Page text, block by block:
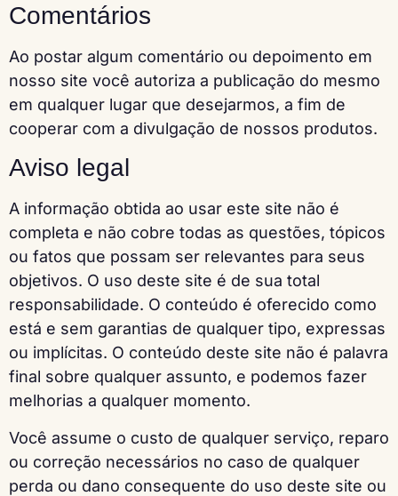
Comentários
Ao postar algum comentário ou depoimento em
nosso site você autoriza a publicação do mesmo
em qualquer lugar que desejarmos, a fim de
cooperar com a divulgação de nossos produtos.
Aviso legal
A informação obtida ao usar este site não é
completa e não cobre todas as questões, tópicos
ou fatos que possam ser relevantes para seus
objetivos. O uso deste site é de sua total
responsabilidade. O conteúdo é oferecido como
está e sem garantias de qualquer tipo, expressas
ou implícitas. O conteúdo deste site não é palavra
final sobre qualquer assunto, e podemos fazer
melhorias a qualquer momento.
Você assume o custo de qualquer serviço, reparo
ou correção necessários no caso de qualquer
perda ou dano consequente do uso deste site ou